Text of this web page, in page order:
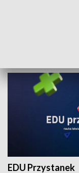
EDU Przystanek